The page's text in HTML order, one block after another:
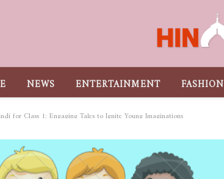
NEWS ENTERTAINMENT FASHION
for Class 1: Engaging Tales to Ignite Young Imaginations